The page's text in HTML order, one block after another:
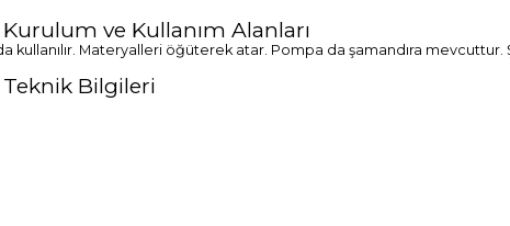
ve Kullanım Alanları
Materyalleri öğüterek atar. Pompa da şamandıra mevcuttur.
Bilgileri